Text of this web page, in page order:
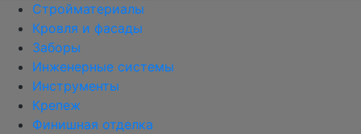
Стройматериалы
Кровля и фасады
Заборы
Инженерные системы
Инструменты
Крепеж
Финишная отделка